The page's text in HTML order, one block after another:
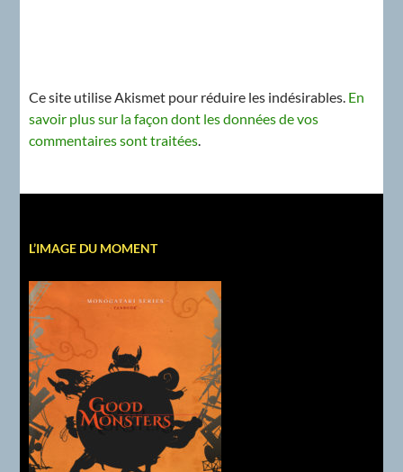
Ce site utilise Akismet pour réduire les indésirables. En
savoir plus sur la façon dont les données de vos
commentaires sont traitées.
L’IMAGE DU MOMENT